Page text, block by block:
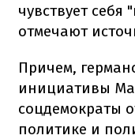
чувствует
отмечают
Причем,
инициативы
соцдемократы
политике и